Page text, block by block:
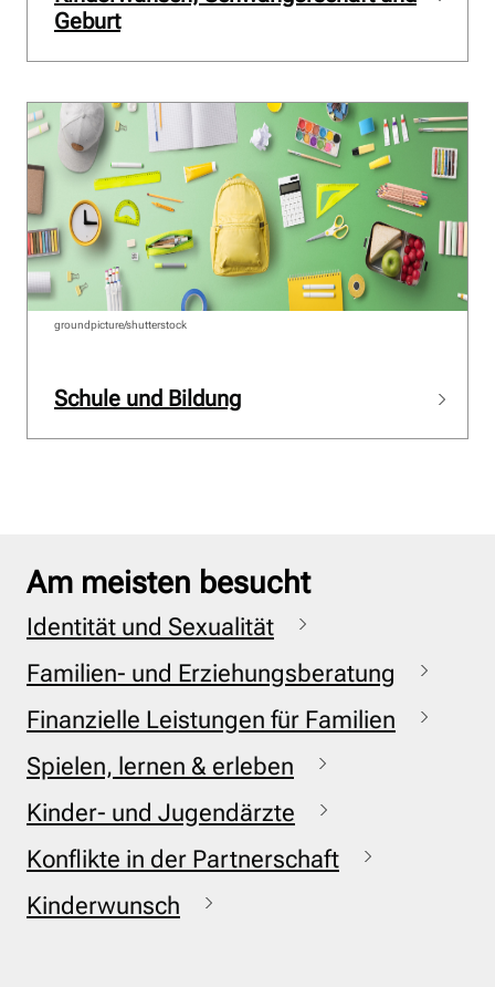
Geburt
Schule und Bildung
groundpicture/shutterstock
Am meisten besucht
Identität und Sexualität
Familien- und Erziehungsberatung
Finanzielle Leistungen für Familien
Spielen, lernen & erleben
Kinder- und Jugendärzte
Konflikte in der Partnerschaft
Kinderwunsch